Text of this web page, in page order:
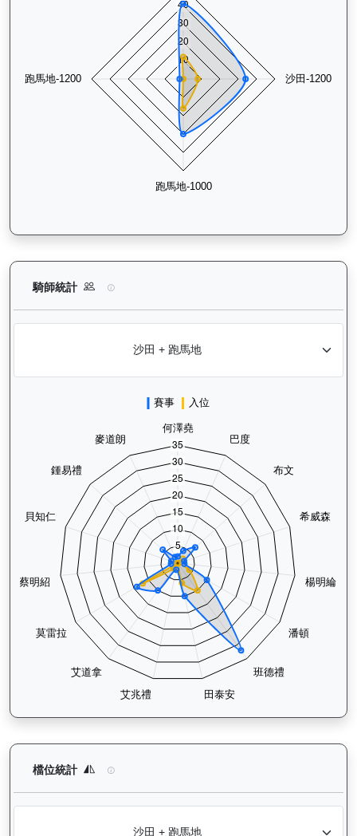
騎師統計 狀元及第（E392）— 騎師統計分析：查看各騎
檔位統計 狀元及第（E392）— 檔位統計分析：查看馬匹